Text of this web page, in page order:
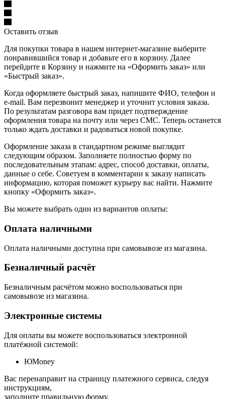
Оставить отзыв
Для покупки товара в нашем интернет-магазине выберите
понравившийся товар и добавьте его в корзину. Далее
перейдите в Корзину и нажмите на «Оформить заказ» или
«Быстрый заказ».
Когда оформляете быстрый заказ, напишите ФИО, телефон и
e-mail. Вам перезвонит менеджер и уточнит условия заказа.
По результатам разговора вам придет подтверждение
оформления товара на почту или через СМС. Теперь останется
только ждать доставки и радоваться новой покупке.
Оформление заказа в стандартном режиме выглядит
следующим образом. Заполняете полностью форму по
последовательным этапам: адрес, способ доставки, оплаты,
данные о себе. Советуем в комментарии к заказу написать
информацию, которая поможет курьеру вас найти. Нажмите
кнопку «Оформить заказ».
Вы можете выбрать один из вариантов оплаты:
Оплата наличными
Оплата наличными доступна при самовывозе из магазина.
Безналичный расчёт
Безналичным расчётом можно воспользоваться при
самовывозе из магазина.
Электронные системы
Для оплаты вы можете воспользоваться электронной
платёжной системой:
ЮMoney
Вас перенаправит на страницу платежного сервиса, следуя
инструкциям,
заполните правильную форму.